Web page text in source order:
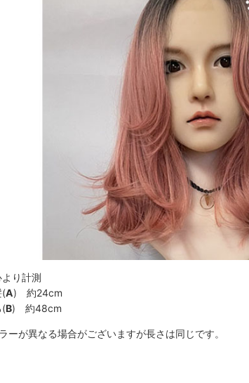
り計測
(A) 約24cm
(B) 約48cm
ーが異なる場合がございますが長さは同じです。